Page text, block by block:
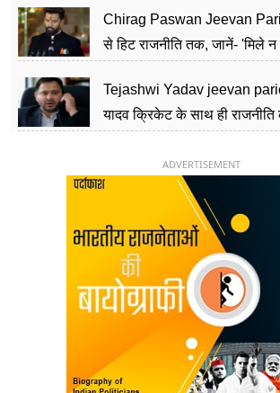
Chirag Paswan Jeevan
से हिट राजनीति तक, जानें- 'मिले न
Tejashwi Yadav jeevan
यादव क्रिकेट के साथ ही राजनीति
ADVERTISEMENT